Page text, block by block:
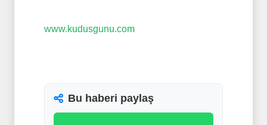
www.kudusgunu.com
Bu haberi paylaş